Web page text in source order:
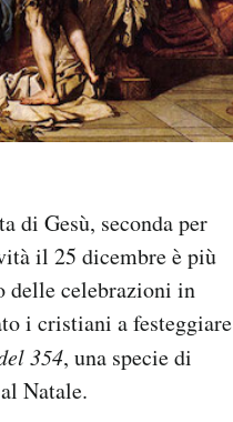
di Gesù, seconda per
il 25 dicembre è più
delle celebrazioni in
i cristiani a festeggiare
354, una specie di
Natale.